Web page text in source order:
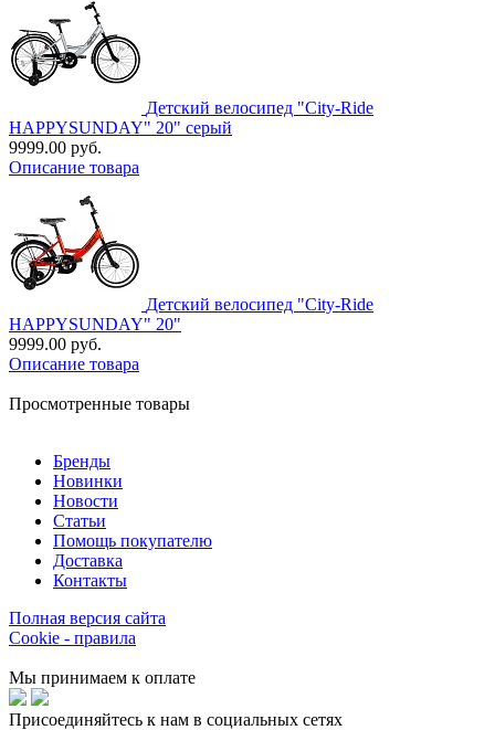
Детский велосипед "City-Ride
HAPPYSUNDAY" 20" серый
9999.00 руб.
Описание товара
Детский велосипед "City-Ride
HAPPYSUNDAY" 20"
9999.00 руб.
Описание товара
Просмотренные товары
Бренды
Новинки
Новости
Статьи
Помощь покупателю
Доставка
Контакты
Полная версия сайта
Cookie - правила
Мы принимаем к оплате
Присоединяйтесь к нам в социальных сетях